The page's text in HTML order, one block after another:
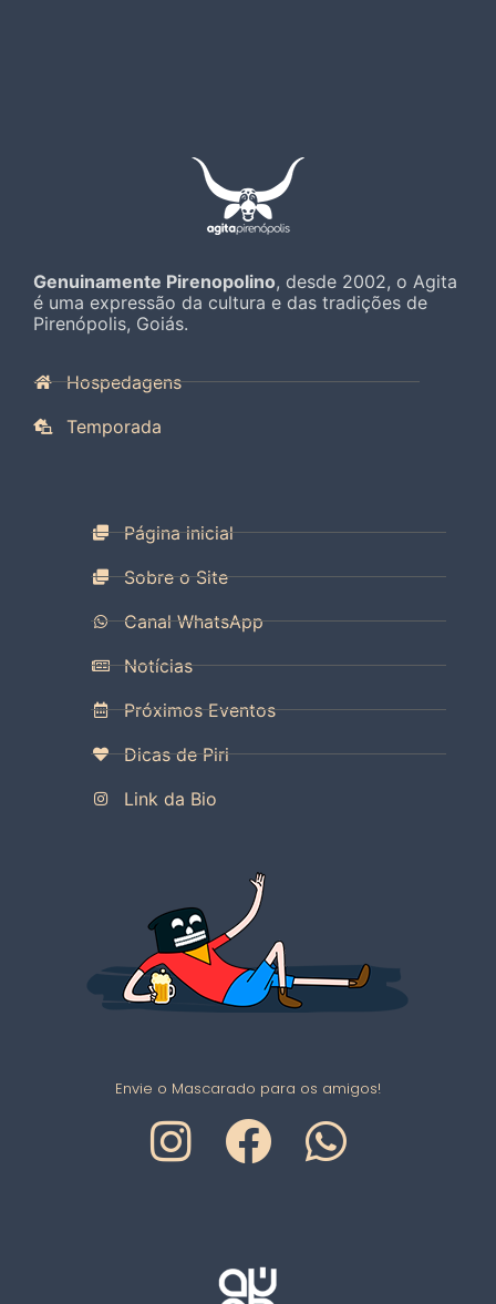
Genuinamente Pirenopolino, desde 2002, o Agita
é uma expressão da cultura e das tradições de
Pirenópolis, Goiás.
Hospedagens
Temporada
Página inicial
Sobre o Site
Canal WhatsApp
Notícias
Próximos Eventos
Dicas de Piri
Link da Bio
Envie o Mascarado para os amigos!